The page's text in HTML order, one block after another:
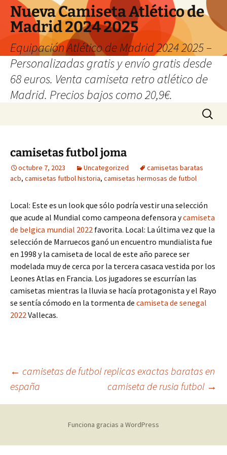
Nueva Camiseta Atlético de
Madrid 2024 2025
Equipación Atlético de Madrid 2024 2025 –
Personalizadas gratis y envío gratis desde
68 euros. Venta camiseta retro atlético de
Madrid. Precios bajos como 20,9€.
Buscar:
camisetas futbol joma
octubre 7, 2023 Uncategorized
camisetas baratas
acb, camisetas futbol historia, camisetas hermosas de futbol
Local: Este es un look que sólo podría vestir una selección
que acude al Mundial como campeona defensora ycamiseta
de belgica mundial 2022 favorita. Local: La última vez que la
selección de Marruecos ganó un encuentro mundialista fue
en 1998 y la camiseta de local de este año parece ser
modelada muy de cerca por la tercera casaca vestida por los
Leones Atlas en Francia. Los jugadores se escurrían las
camisetas mientras la lluvia se hacía protagonista y el Rayo
se sentía cómodo en la tormenta de camiseta de senegal
2022Vallecas.
Navegación
de
entradas
← camisetas de futbol replicas exactas baratas en
españa
camiseta de rusia futbol →
Funciona gracias a WordPress